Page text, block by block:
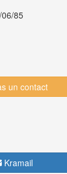
85
un contact
Kramail